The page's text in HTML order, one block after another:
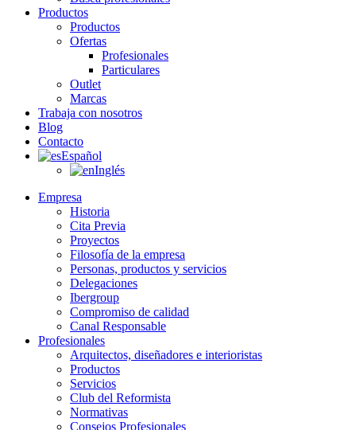
Productos
Productos
Ofertas
Profesionales
Particulares
Outlet
Marcas
Trabaja con nosotros
Blog
Contacto
Español
Inglés
Empresa
Historia
Cita Previa
Proyectos
Filosofía de la empresa
Personas, productos y servicios
Delegaciones
Ibergroup
Compromiso de calidad
Canal Responsable
Profesionales
Arquitectos, diseñadores e interioristas
Productos
Servicios
Club del Reformista
Normativas
Consejos Profesionales